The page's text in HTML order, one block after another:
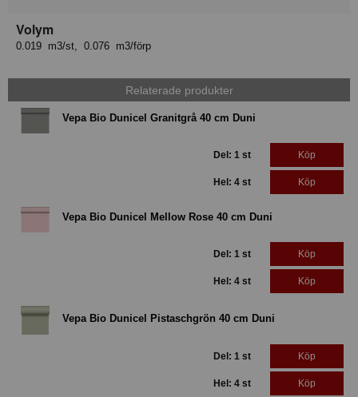
Volym
0.019 m3/st, 0.076 m3/förp
Relaterade produkter
Vepa Bio Dunicel Granitgrå 40 cm Duni
Del: 1 st Köp
Hel: 4 st Köp
Vepa Bio Dunicel Mellow Rose 40 cm Duni
Del: 1 st Köp
Hel: 4 st Köp
Vepa Bio Dunicel Pistaschgrön 40 cm Duni
Del: 1 st Köp
Hel: 4 st Köp